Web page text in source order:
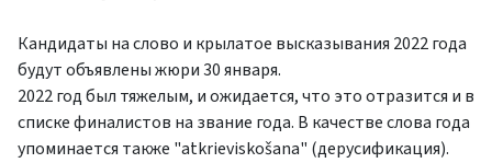
Кандидаты на слово и крылатое высказывания 2022 года
будут объявлены жюри 30 января.
2022 год был тяжелым, и ожидается, что это отразится и в
списке финалистов на звание года. В качестве слова года
упоминается также "atkrieviskošana" (дерусификация).